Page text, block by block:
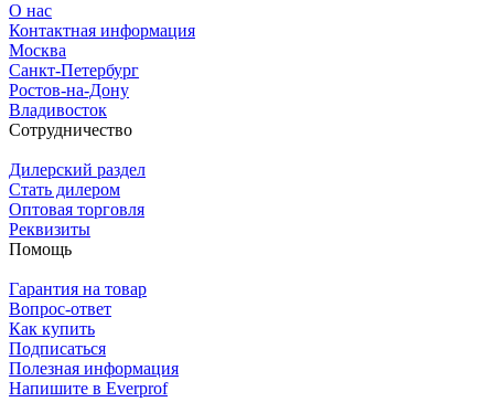
О нас
Контактная информация
Москва
Санкт-Петербург
Ростов-на-Дону
Владивосток
Сотрудничество
Дилерский раздел
Стать дилером
Оптовая торговля
Реквизиты
Помощь
Гарантия на товар
Вопрос-ответ
Как купить
Подписаться
Полезная информация
Напишите в Everprof